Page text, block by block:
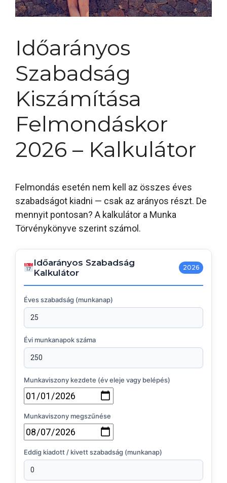
Időarányos
Szabadság
Kiszámítása
Felmondáskor
2026 – Kalkulátor
Felmondás esetén nem kell az összes éves
szabadságot kiadni — csak az arányos részt. De
mennyit pontosan? A kalkulátor a Munka
Törvénykönyve szerint számol.
Időarányos Szabadság
Kalkulátor
2026
Éves szabadság (munkanap)
Évi munkanapok száma
Munkaviszony kezdete (év eleje vagy belépés)
Munkaviszony megszűnése
Eddig kiadott / kivett szabadság (munkanap)